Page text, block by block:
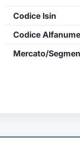
Codice Isin
Codice
Mercato/